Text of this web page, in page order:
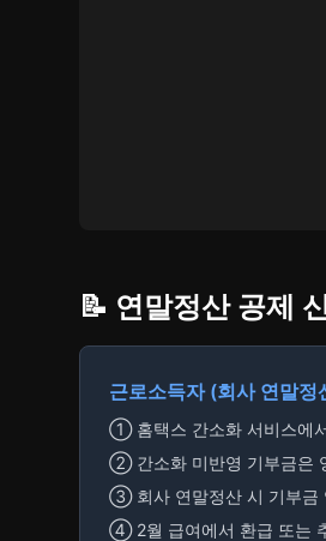
📝 연말정산 공제
근로소득자 (회사 연말정
① 홈택스 간소화 서비스에
② 간소화 미반영 기부금은
③ 회사 연말정산 시 기부금
④ 2월 급여에서 환급 또는